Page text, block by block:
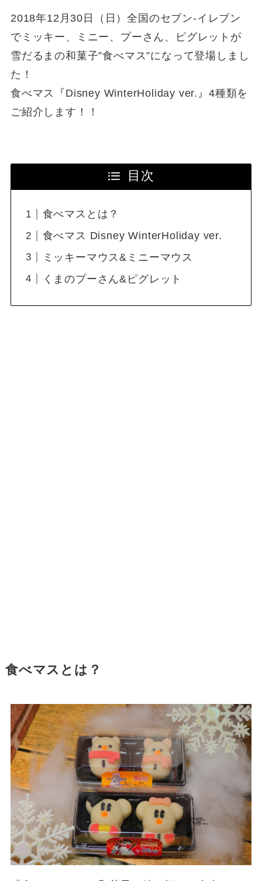
2018年12月30日（日）全国のセブン-イレブン
でミッキー、ミニー、プーさん、ピグレットが
雪だるまの和菓子”食べマス”になって登場しまし
た！
食べマス『Disney WinterHoliday ver.』4種類を
ご紹介します！！
目次
食べマスとは？
食べマス Disney WinterHoliday ver.
ミッキーマウス&ミニーマウス
くまのプーさん&ピグレット
食べマスとは？